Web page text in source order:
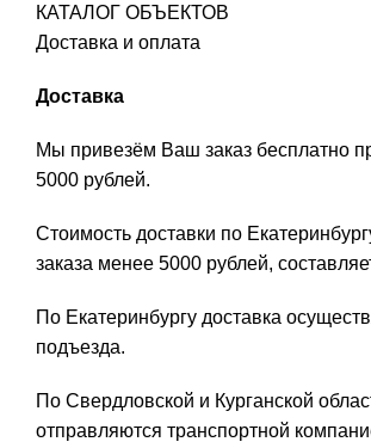
КАТАЛОГ ОБЪЕКТОВ
Доставка и оплата
Доставка
Мы привезём Ваш заказ бесплатно
5000 рублей.
Стоимость доставки по
заказа менее 5000 рублей,
По Екатеринбургу доставка
подъезда.
По Свердловской и Курганской
отправляются транспортной